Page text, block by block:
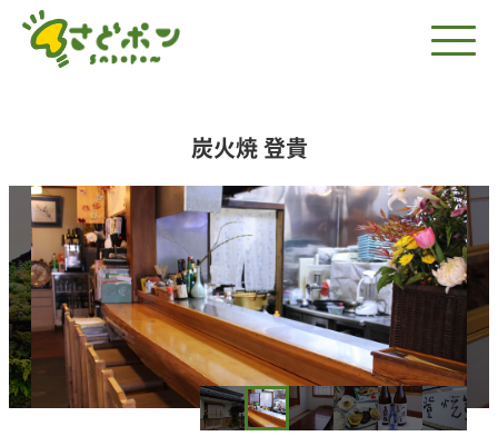
炭火焼 登貴